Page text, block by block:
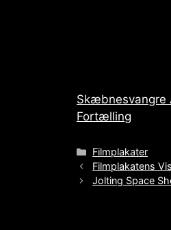
Skæbnesvangre
Fortælling
Categories
Filmplakater
Filmplakatens
Jolting Space